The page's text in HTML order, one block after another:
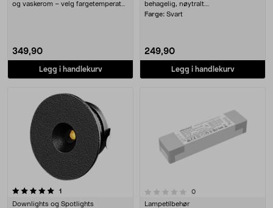
og vaskerom – velg fargetemperatur
349,90
Legg i handlekurv
behagelig, nøytralt....
Farge: Svart
249,90
Legg i handlekurv
1
Downlights og Spotlights
0.0 av 5 stjerner 0anmeldelser
Lampetilbehør